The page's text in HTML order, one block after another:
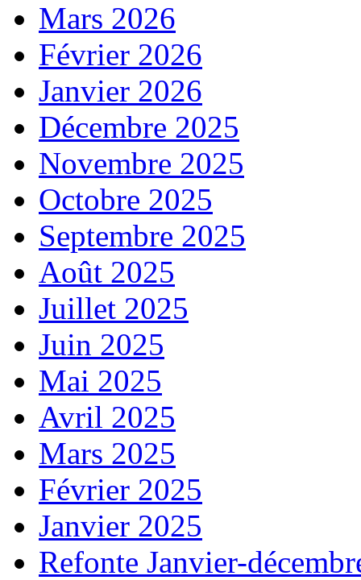
Mars 2026
Février 2026
Janvier 2026
Décembre 2025
Novembre 2025
Octobre 2025
Septembre 2025
Août 2025
Juillet 2025
Juin 2025
Mai 2025
Avril 2025
Mars 2025
Février 2025
Janvier 2025
Refonte Janvier-